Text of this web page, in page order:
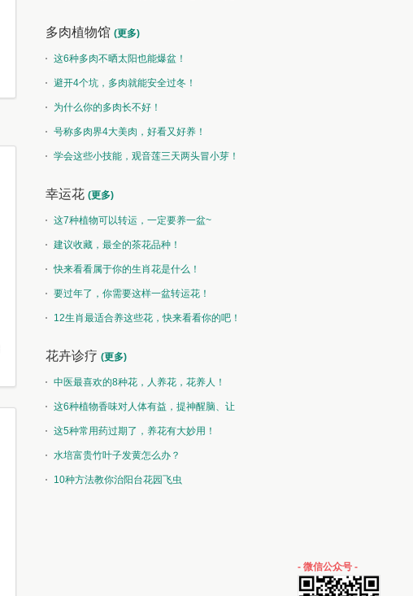
多肉植物馆 (更多)
这6种多肉不晒太阳也能爆盆！
避开4个坑，多肉就能安全过冬！
为什么你的多肉长不好！
号称多肉界4大美肉，好看又好养！
学会这些小技能，观音莲三天两头冒小芽！
幸运花 (更多)
这7种植物可以转运，一定要养一盆~
建议收藏，最全的茶花品种！
快来看看属于你的生肖花是什么！
要过年了，你需要这样一盆转运花！
12生肖最适合养这些花，快来看看你的吧！
花卉诊疗 (更多)
中医最喜欢的8种花，人养花，花养人！
这6种植物香味对人体有益，提神醒脑、让
你睡的香、身体棒。
这5种常用药过期了，养花有大妙用！
水培富贵竹叶子发黄怎么办？
10种方法教你治阳台花园飞虫
- 微信公众号 -